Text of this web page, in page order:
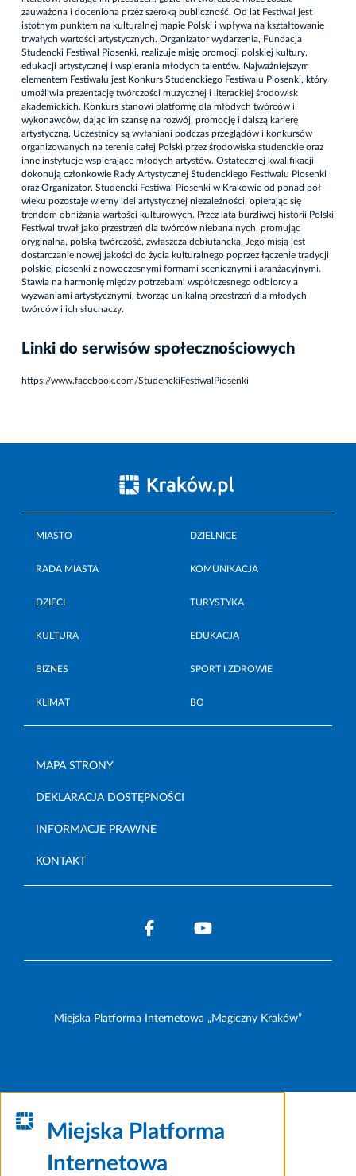
zauważona i doceniona przez szeroką publiczność. Od lat Festiwal jest
istotnym punktem na kulturalnej mapie Polski i wpływa na kształtowanie
trwałych wartości artystycznych. Organizator wydarzenia, Fundacja
Studencki Festiwal Piosenki, realizuje misję promocji polskiej kultury,
edukacji artystycznej i wspierania młodych talentów. Najważniejszym
elementem Festiwalu jest Konkurs Studenckiego Festiwalu Piosenki, który
umożliwia prezentację twórczości muzycznej i literackiej środowisk
akademickich. Konkurs stanowi platformę dla młodych twórców i
wykonawców, dając im szansę na rozwój, promocję i dalszą karierę
artystyczną. Uczestnicy są wyłaniani podczas przeglądów i konkursów
organizowanych na terenie całej Polski przez środowiska studenckie oraz
inne instytucje wspierające młodych artystów. Ostatecznej kwalifikacji
dokonują członkowie Rady Artystycznej Studenckiego Festiwalu Piosenki
oraz Organizator. Studencki Festiwal Piosenki w Krakowie od ponad pół
wieku pozostaje wierny idei artystycznej niezależności, opierając się
trendom obniżania wartości kulturowych. Przez lata burzliwej historii Polski
Festiwal trwał jako przestrzeń dla twórców niebanalnych, promując
oryginalną, polską twórczość, zwłaszcza debiutancką. Jego misją jest
dostarczanie nowej jakości do życia kulturalnego poprzez łączenie tradycji
polskiej piosenki z nowoczesnymi formami scenicznymi i aranżacyjnymi.
Stawia na harmonię między potrzebami współczesnego odbiorcy a
wyzwaniami artystycznymi, tworząc unikalną przestrzeń dla młodych
twórców i ich słuchaczy.
Linki do serwisów społecznościowych
https://www.facebook.com/StudenckiFestiwalPiosenki
MIASTO DZIELNICE
RADA MIASTA KOMUNIKACJA
DZIECI TURYSTYKA
KULTURA EDUKACJA
BIZNES SPORT I ZDROWIE
KLIMAT BO
MAPA STRONY
DEKLARACJA DOSTĘPNOŚCI
INFORMACJE PRAWNE
KONTAKT
Miejska Platforma Internetowa „Magiczny Kraków”
Miejska Platforma
Internetowa